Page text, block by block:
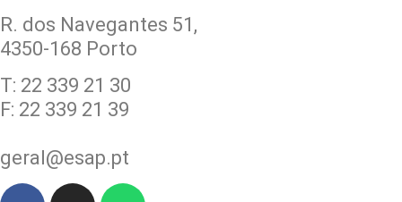
R. dos Navegantes 51,
4350-168 Porto
T: 22 339 21 30
F: 22 339 21 39
geral@esap.pt